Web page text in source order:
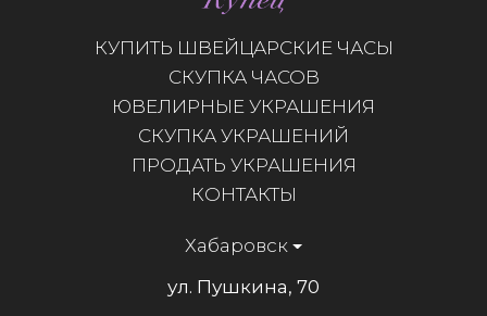
КУПИТЬ ШВЕЙЦАРСКИЕ ЧАСЫ
СКУПКА ЧАСОВ
ЮВЕЛИРНЫЕ УКРАШЕНИЯ
СКУПКА УКРАШЕНИЙ
ПРОДАТЬ УКРАШЕНИЯ
КОНТАКТЫ
Хабаровск
ул. Пушкина, 70